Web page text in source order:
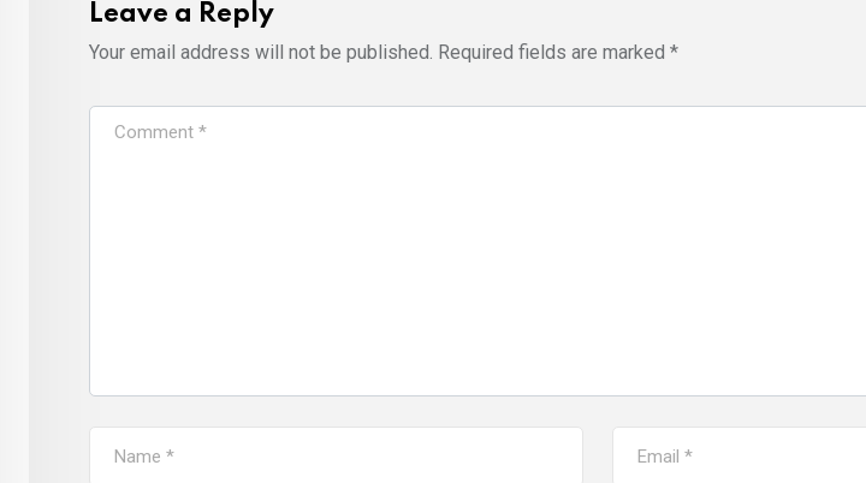
Leave a Reply
Your email address will not be published. Required fields are marked *